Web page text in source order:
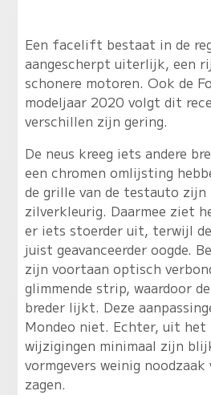
Een facelift bestaat in de
aangescherpt uiterlijk, een
schonere motoren. Ook de
modeljaar 2020 volgt dit
verschillen zijn gering.
De neus kreeg iets andere
een chromen omlijsting
de grille van de testauto
zilverkleurig. Daarmee ziet
er iets stoerder uit, terwijl
juist geavanceerder oogde.
zijn voortaan optisch
glimmende strip, waardoor
breder lijkt. Deze
Mondeo niet. Echter, uit
wijzigingen minimaal zijn
vormgevers weinig
zagen.